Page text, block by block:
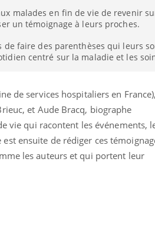
malades en fin de vie de revenir
un témoignage à leurs proches.
de faire des parenthèses qui leurs
centré sur la maladie et les
de services hospitaliers en
et Aude Bracq, biographe
vie qui racontent les événements,
ensuite de rédiger ces
les auteurs et qui portent leur